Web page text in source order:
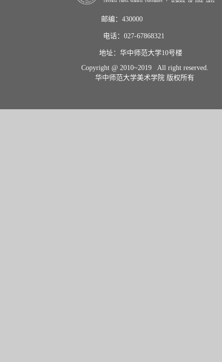
邮编：430000
电话：027-67868321
地址：华中师范大学10号楼
Copyright @ 2010~2019 All right reserved.
华中师范大学美术学院 版权所有